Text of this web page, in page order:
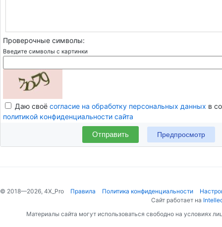
Проверочные символы:
Введите символы с картинки
Даю своё согласие на обработку персональных данных в
политикой конфиденциальности сайта
Отправить
© 2018—2026, 4X_Pro Правила Политика конфиденциальности
Сайт работает на
Материалы сайта могут использоваться свободно на условиях